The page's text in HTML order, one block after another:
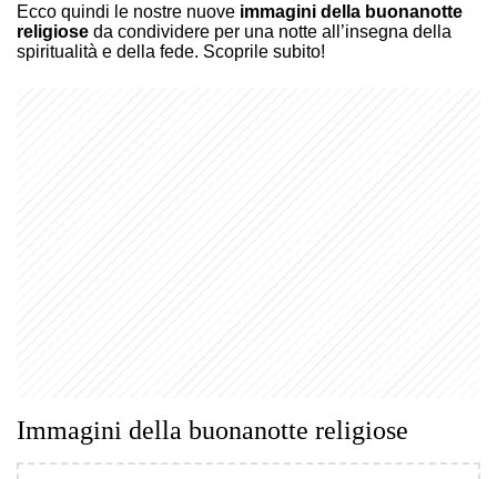
Ecco quindi le nostre nuove immagini della buonanotte
religiose da condividere per una notte all’insegna della
spiritualità e della fede. Scoprile subito!
Immagini della buonanotte religiose